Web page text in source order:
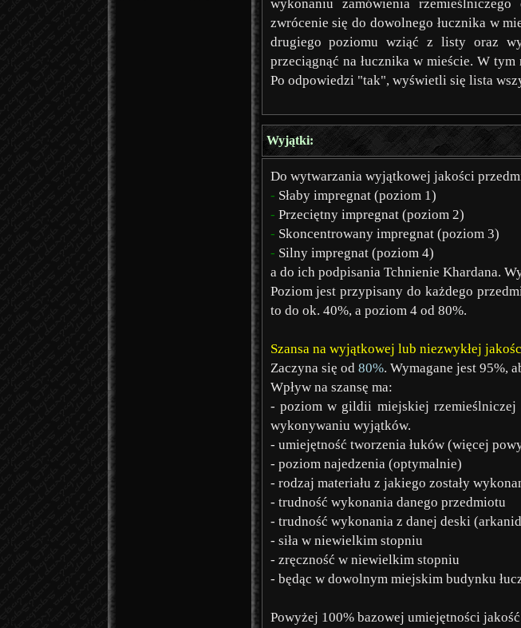
wykonaniu zamówienia
zwrócenie się do dowolnego łucznika w
drugiego poziomu wziąć z listy oraz
przeciągnąć na łucznika w mieście. W
Po odpowiedzi "tak", wyświetli się lista
Wyjątki:
Do wytwarzania wyjątkowej jakości
- Słaby impregnat (poziom 1)
- Przeciętny impregnat (poziom 2)
- Skoncentrowany impregnat (poziom 3)
- Silny impregnat (poziom 4)
a do ich podpisania Tchnienie Khardana.
Poziom jest przypisany do każdego
to do ok. 40%, a poziom 4 od 80%.
Szansa na wyjątkowej lub niezwykłej
Zaczyna się od 80%. Wymagane jest 95%,
Wpływ na szansę ma:
- poziom w gildii miejskiej
wykonywaniu wyjątków.
- umiejętność tworzenia łuków (więcej
- poziom najedzenia (optymalnie)
- rodzaj materiału z jakiego zostały
- trudność wykonania danego przedmiotu
- trudność wykonania z danej deski
- siła w niewielkim stopniu
- zręczność w niewielkim stopniu
- będąc w dowolnym miejskim budynku
Powyżej 100% bazowej umiejętności